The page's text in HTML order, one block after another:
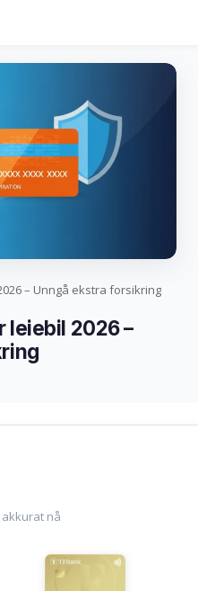
– Unngå ekstra forsikring
leiebil 2026 –
nå